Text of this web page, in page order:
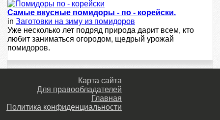
Самые вкусные помидоры - по - корейски.
in Заготовки на зиму из помидоров
Уже несколько лет подряд природа дарит всем, кто
любит заниматься огородом, щедрый урожай
помидоров.
Карта сайта
Для правообладателей
Главная
Политика конфиденциальности